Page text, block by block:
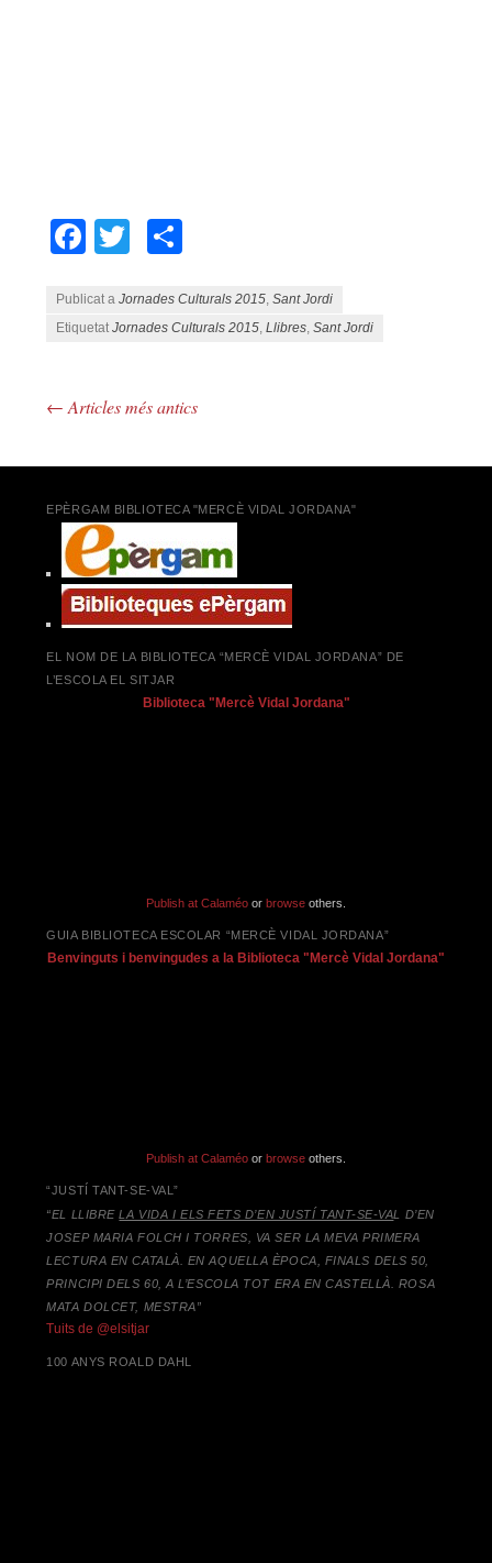
Facebook
Twitter
Publicat aJornades Culturals 2015 ,Sant Jordi
EtiquetatJornades Culturals 2015 ,Llibres ,Sant Jordi
← Articles més antics
EPÈRGAM BIBLIOTECA "MERCÈ VIDAL JORDANA"
EL NOM DE LA BIBLIOTECA “MERCÈ VIDAL JORDANA” DE
L’ESCOLA EL SITJAR
Biblioteca "Mercè Vidal Jordana"
Publish at Calaméo or browse others.
GUIA BIBLIOTECA ESCOLAR “MERCÈ VIDAL JORDANA”
Benvinguts i benvingudes a la Biblioteca "Mercè Vidal Jordana"
Publish at Calaméo or browse others.
“JUSTÍ TANT-SE-VAL”
“EL LLIBRELA VIDA I ELS FETS D’EN JUSTÍ TANT-SE-VAL D’EN
JOSEP MARIA FOLCH I TORRES, VA SER LA MEVA PRIMERA
LECTURA EN CATALÀ. EN AQUELLA ÈPOCA, FINALS DELS 50,
PRINCIPI DELS 60, A L’ESCOLA TOT ERA EN CASTELLÀ. ROSA
MATA DOLCET, MESTRA”
Tuits de @elsitjar
100 ANYS ROALD DAHL